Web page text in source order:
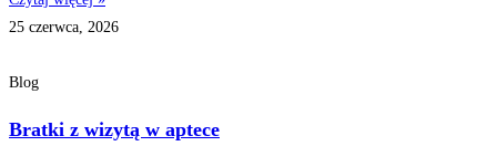
25 czerwca, 2026
Blog
Bratki z wizytą w aptece